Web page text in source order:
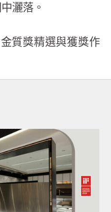
灑落。
質獎精選與獲獎作